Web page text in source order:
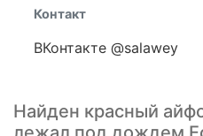
Контакт
ВКонтакте @salawey
Найден красный